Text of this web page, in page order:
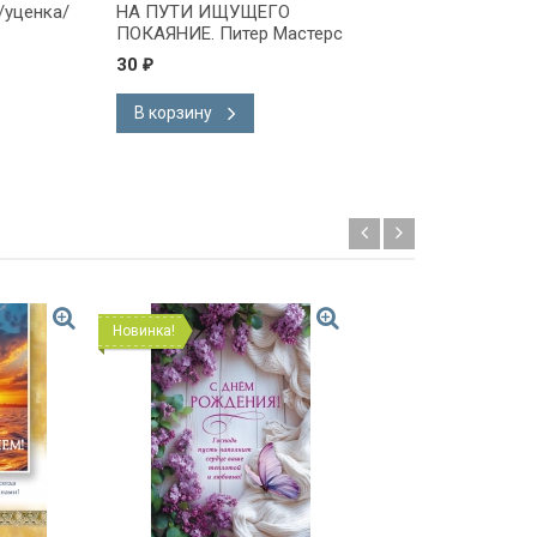
НА ПУТИ ИЩУЩЕГО
ПОКАЯНИЕ. Питер Мастерс
30 ₽
В корзину
Новинка!